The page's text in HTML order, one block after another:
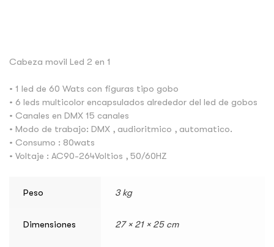
Cabeza movil Led 2 en 1
• 1 led de 60 Wats con figuras tipo gobo
• 6 leds multicolor encapsulados alrededor del led de gobos
• Canales en DMX 15 canales
• Modo de trabajo: DMX , audioritmico , automatico.
• Consumo : 80wats
• Voltaje : AC90-264Voltios , 50/60HZ
Peso 3 kg
Dimensiones 27 × 21 × 25 cm